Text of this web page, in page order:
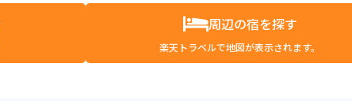
周辺の宿を探す
楽天トラベルで地図が表示されます。